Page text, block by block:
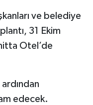
ve belediye
31 Ekim
Otel’de
edecek.